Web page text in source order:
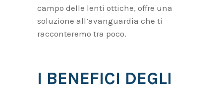
campo delle lenti ottiche, offre una
soluzione all’avanguardia che ti
racconteremo tra poco.
I BENEFICI DEGLI